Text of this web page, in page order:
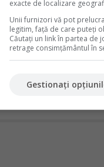
-
inregistrari
- rambursare,
patrimoniul casei de
vanzarea ca
exacte de localizare
Unii furnizori vă pot
legitim, față de care puteți
Căutați un link în partea de
retrage consimțământul în
Gestionați